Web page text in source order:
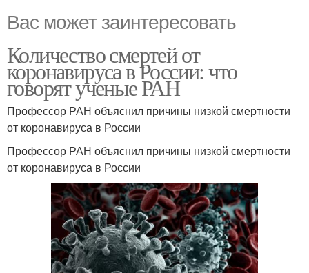
Вас может заинтересовать
Количество смертей от
коронавируса в России: что
говорят ученые РАН
Профессор РАН объяснил причины низкой смертности
от коронавируса в России
Профессор РАН объяснил причины низкой смертности
от коронавируса в России